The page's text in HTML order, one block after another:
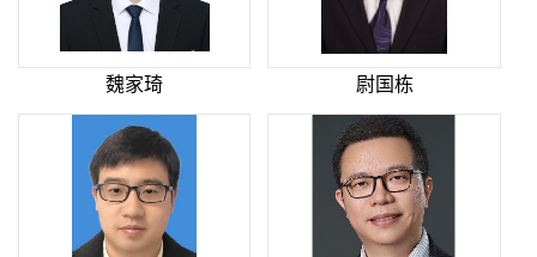
魏家琦 尉国栋